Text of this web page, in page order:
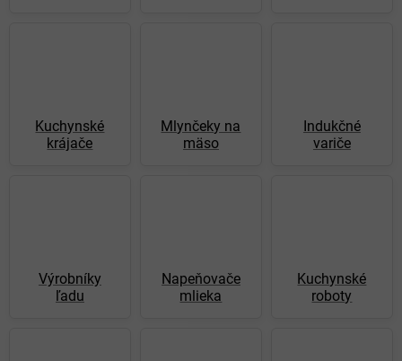
Kuchynské
krájače
Mlynčeky na
mäso
Indukčné
variče
Výrobníky
ľadu
Napeňovače
mlieka
Kuchynské
roboty